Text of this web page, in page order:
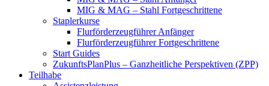
MIG & MAG – Stahl Fortgeschrittene
Staplerkurse
Flurförderzeugführer Anfänger
Flurförderzeugführer Fortgeschrittene
Start Guides
ZukunftsPlanPlus – Ganzheitliche Perspektiven (ZPP)
Teilhabe